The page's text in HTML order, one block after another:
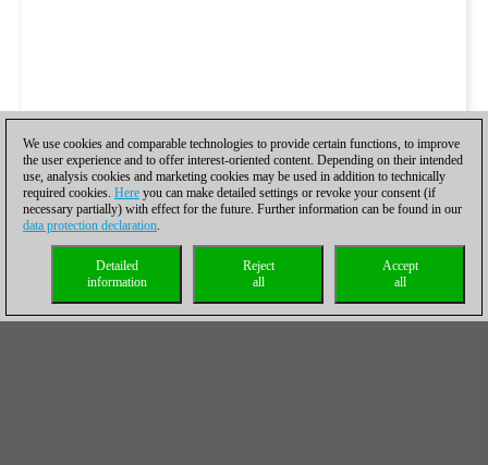
We use cookies and comparable technologies to provide certain functions, to improve
the user experience and to offer interest-oriented content. Depending on their intended
use, analysis cookies and marketing cookies may be used in addition to technically
required cookies. Here you can make detailed settings or revoke your consent (if
necessary partially) with effect for the future. Further information can be found in our
data protection declaration.
Accept
all
Reject
all
Detailed
information